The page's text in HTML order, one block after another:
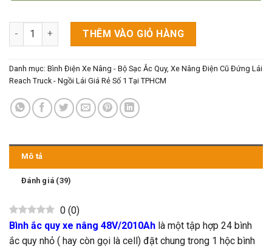
Bình Ắc Quy 48V/201Ah Cho Xe Nâng Điện Đứng Lái 1-1.5 Tấn
THÊM VÀO GIỎ HÀNG
Danh mục: Bình Điện Xe Nâng - Bộ Sạc Ắc Quy, Xe Nâng Điện Cũ Đứng Lái
Reach Truck - Ngồi Lái Giá Rẻ Số 1 Tại TPHCM
Mô tả
Đánh giá (39)
0 (0)
Bình ắc quy xe nâng 48V/2010Ah là một tập hợp 24 bình
ắc quy nhỏ ( hay còn gọi là cell) đặt chung trong 1 hộc bình